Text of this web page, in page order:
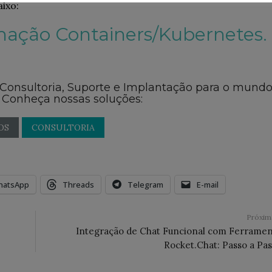
Containers/Kubernetes.
Suporte e Implantação para o mundo
nossas soluções:
CONSULTORIA
Threads Telegram E-mail
Integração de Chat Funcional com
Rocket.Chat: Passo a